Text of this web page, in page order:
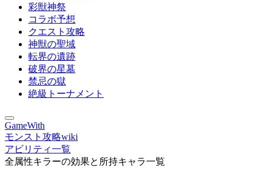
彩獣神祭
コラボ予想
クエスト攻略
神獣の聖域
転界の遺跡
破界の星墓
禁忌の獄
絶級トーナメント
GameWith
モンスト攻略wiki
アビリティ一覧
全属性キラーの効果と所持キャラ一覧